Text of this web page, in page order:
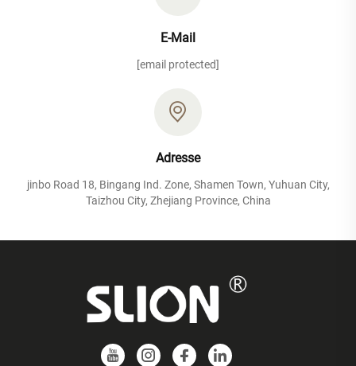
E-Mail
[email protected]
Adresse
jinbo Road 18, Bingang Ind. Zone, Shamen Town, Yuhuan City,
Taizhou City, Zhejiang Province, China